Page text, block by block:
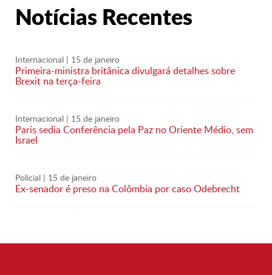
Notícias Recentes
Internacional | 15 de janeiro
Primeira-ministra britânica divulgará detalhes sobre
Brexit na terça-feira
Internacional | 15 de janeiro
Paris sedia Conferência pela Paz no Oriente Médio, sem
Israel
Policial | 15 de janeiro
Ex-senador é preso na Colômbia por caso Odebrecht